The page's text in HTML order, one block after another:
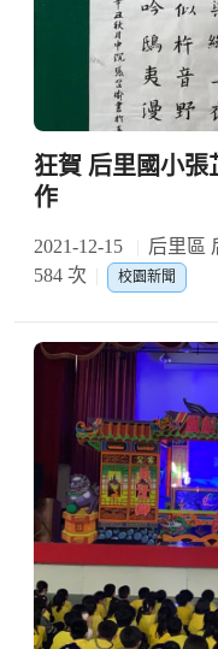
狂賀 后里國小張
作
2021-12-15 后里區
584 次
校園新聞